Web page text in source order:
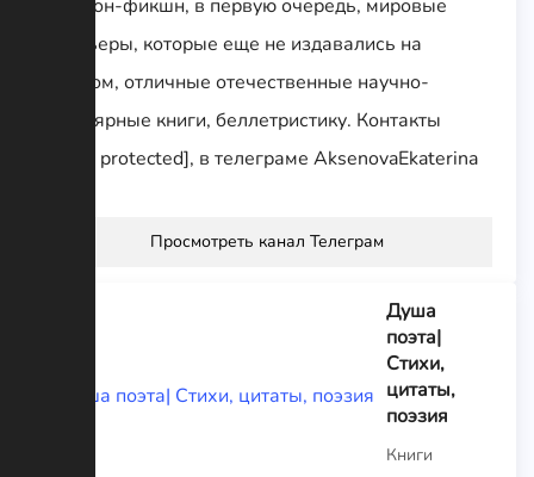
Про нон-фикшн, в первую очередь, мировые
премьеры, которые еще не издавались на
русском, отличные отечественные научно-
популярные книги, беллетристику. Контакты
[email protected], в телеграме AksenovaEkaterina
Просмотреть канал Телеграм
Душа
поэта|
Стихи,
цитаты,
поэзия
Книги